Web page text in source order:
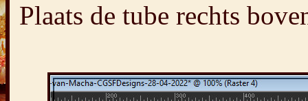
Plaats de tube rechts